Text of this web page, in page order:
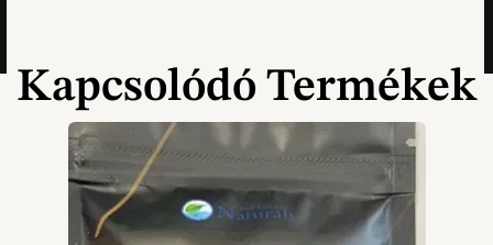
Kapcsolódó Termékek